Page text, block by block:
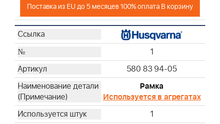
Поставка из EU до 5 месяцев 100% оплата В корзину
1
580 83 94-05
Рамка
Используется в агрегатах
1